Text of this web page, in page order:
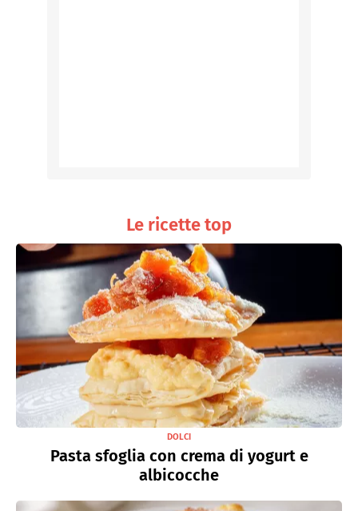
Le ricette top
DOLCI
Pasta sfoglia con crema di yogurt e
albicocche